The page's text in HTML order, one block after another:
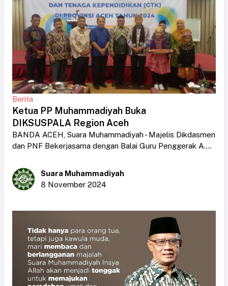
Berita
Ketua PP Muhammadiyah Buka
DIKSUSPALA Region Aceh
BANDA ACEH, Suara Muhammadiyah - Majelis Dikdasmen
dan PNF Bekerjasama dengan Balai Guru Penggerak A....
Suara Muhammadiyah
8 November 2024